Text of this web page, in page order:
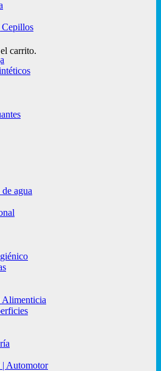
carrito.
Cepillos
agua
Alimenticia
| Automotor